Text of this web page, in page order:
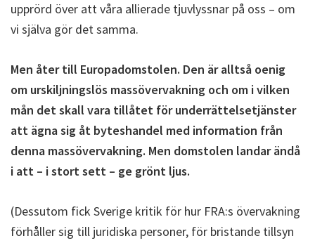
upprörd över att våra allierade tjuvlyssnar på oss – om
vi själva gör det samma.
Men åter till Europadomstolen. Den är alltså oenig
om urskiljningslös massövervakning och om i vilken
mån det skall vara tillåtet för underrättelsetjänster
att ägna sig åt byteshandel med information från
denna massövervakning. Men domstolen landar ändå
i att – i stort sett – ge grönt ljus.
(Dessutom fick Sverige kritik för hur FRA:s övervakning
förhåller sig till juridiska personer, för bristande tillsyn